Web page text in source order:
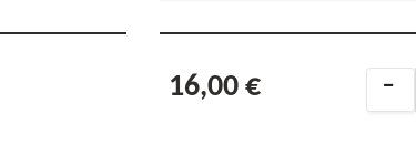
16,00 €